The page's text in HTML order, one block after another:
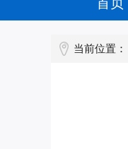
当前位置：